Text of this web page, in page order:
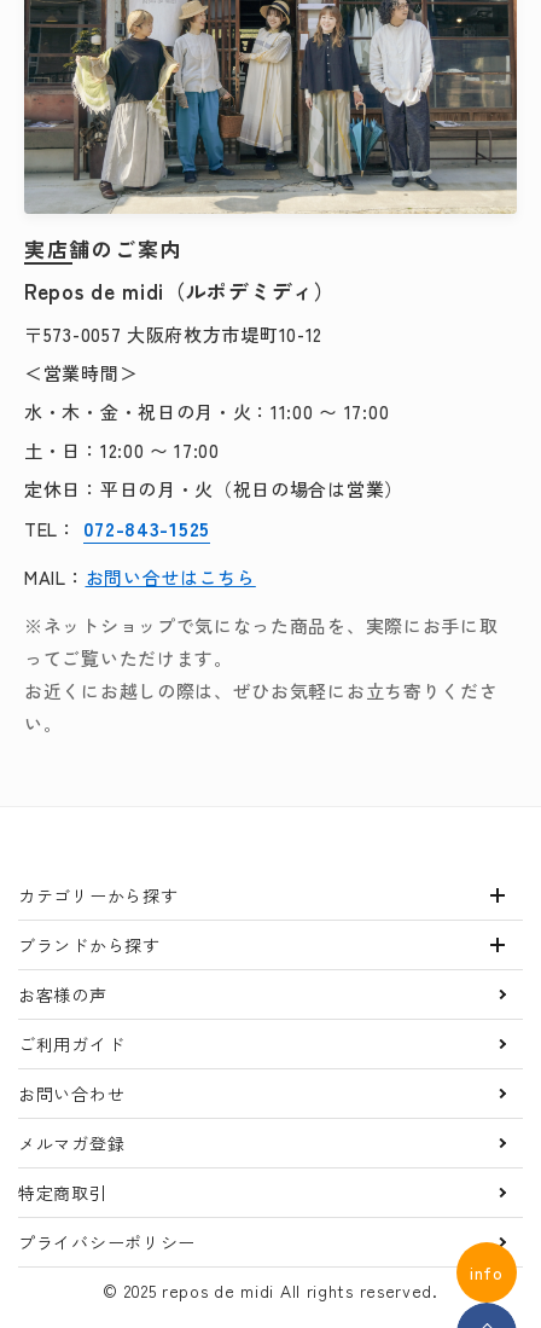
info
実店舗のご案内
Repos de midi（ルポデミディ）
〒573-0057 大阪府枚方市堤町10-12
＜営業時間＞
水・木・金・祝日の月・火：11:00 〜 17:00
土・日：12:00 〜 17:00
定休日：平日の月・火（祝日の場合は営業）
TEL：
072-843-1525
MAIL： お問い合せはこちら
※ネットショップで気になった商品を、実際にお手に取
ってご覧いただけます。
お近くにお越しの際は、ぜひお気軽にお立ち寄りくださ
い。
カテゴリーから探す
ブランドから探す
お客様の声
ご利用ガイド
お問い合わせ
メルマガ登録
特定商取引
プライバシーポリシー
© 2025 repos de midi All rights reserved.